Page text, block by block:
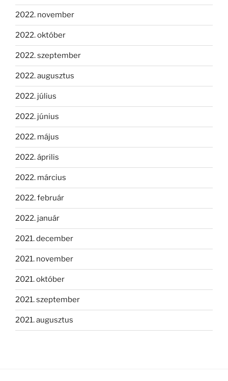
2022. november
2022. október
2022. szeptember
2022. augusztus
2022. július
2022. június
2022. május
2022. április
2022. március
2022. február
2022. január
2021. december
2021. november
2021. október
2021. szeptember
2021. augusztus